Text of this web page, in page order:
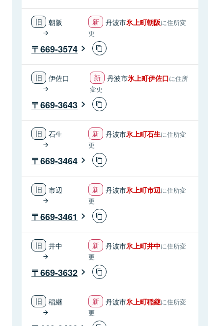
朝阪 丹波市氷上町朝阪に住所変
更
669-3574
伊佐口 丹波市氷上町伊佐口に住所
変更
669-3643
石生 丹波市氷上町石生に住所変
更
669-3464
市辺 丹波市氷上町市辺に住所変
更
669-3461
井中 丹波市氷上町井中に住所変
更
669-3632
稲継 丹波市氷上町稲継に住所変
更